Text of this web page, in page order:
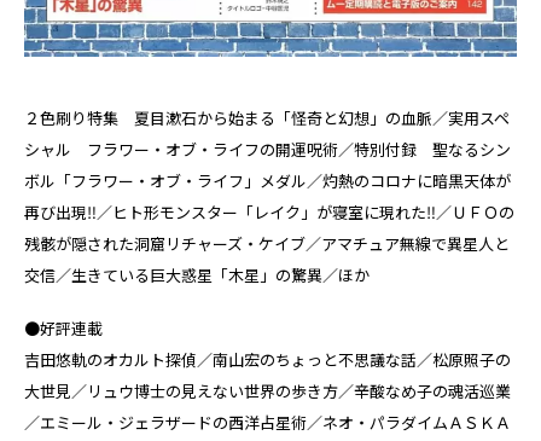
２色刷り特集 夏目漱石から始まる「怪奇と幻想」の血脈／実用スペ
シャル フラワー・オブ・ライフの開運呪術／特別付録 聖なるシン
ボル「フラワー・オブ・ライフ」メダル／灼熱のコロナに暗黒天体が
再び出現‼／ヒト形モンスター「レイク」が寝室に現れた‼／ＵＦＯの
残骸が隠された洞窟リチャーズ・ケイブ／アマチュア無線で異星人と
交信／生きている巨大惑星「木星」の驚異／ほか
●好評連載
吉田悠軌のオカルト探偵／南山宏のちょっと不思議な話／松原照子の
大世見／リュウ博士の見えない世界の歩き方／辛酸なめ子の魂活巡業
／エミール・ジェラザードの西洋占星術／ネオ・パラダイムＡＳＫＡ